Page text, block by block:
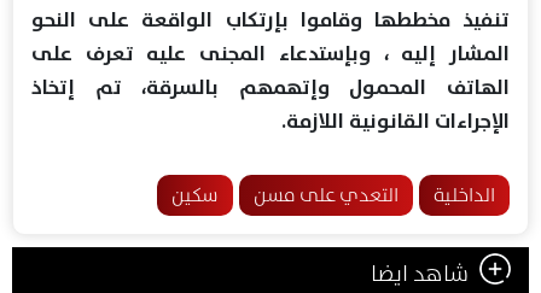
تنفيذ مخططها وقاموا بإرتكاب الواقعة على النحو
المشار إليه ، وبإستدعاء المجنى عليه تعرف على
الهاتف المحمول وإتهمهم بالسرقة، تم إتخاذ
الإجراءات القانونية اللازمة.
الداخلية التعدي على مسن سكين
شاهد ايضا